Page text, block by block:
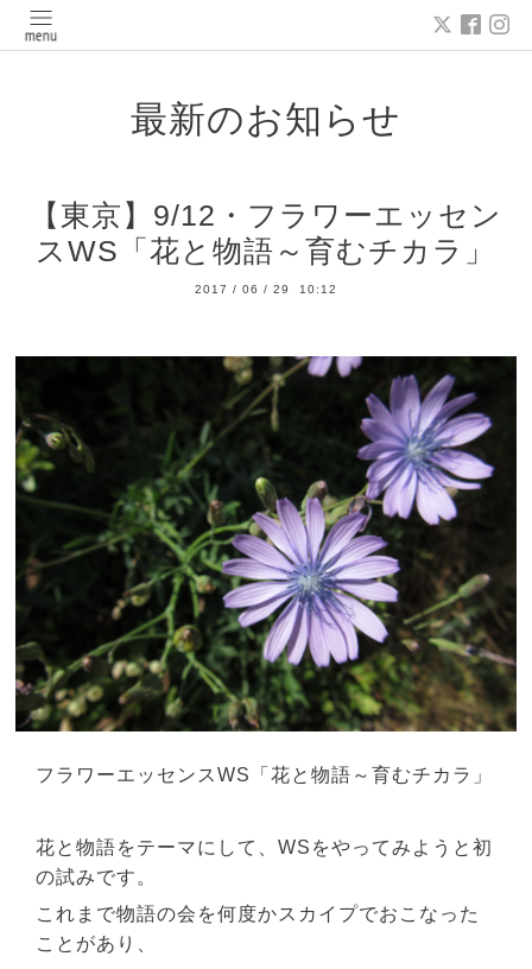
最新のお知らせ
【東京】9/12・フラワーエッセン
スWS「花と物語～育むチカラ」
2017 / 06 / 29 10:12
フラワーエッセンスWS「花と物語～育むチカラ」
花と物語をテーマにして、WSをやってみようと初
の試みです。
これまで物語の会を何度かスカイプでおこなった
ことがあり、